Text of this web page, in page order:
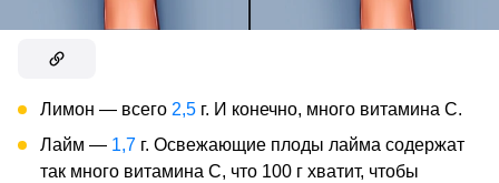
Лимон — всего 2,5 г. И конечно, много витамина С.
Лайм — 1,7 г. Освежающие плоды лайма содержат
так много витамина С, что 100 г хватит, чтобы